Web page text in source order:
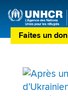
Faites un don